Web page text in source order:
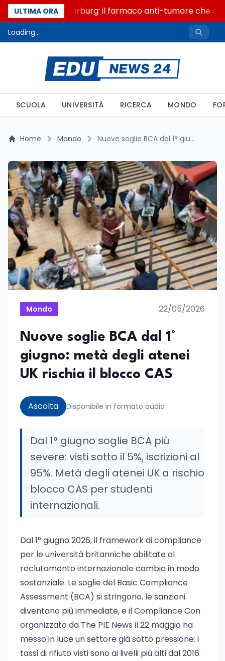
ULTIMA ORA
Un secolo di Warburg: il farmaco anti-tumore che
Loading...
SCUOLA UNIVERSITÀ RICERCA MONDO
Home Mondo Nuove soglie BCA dal 1° giugno: metà degli atenei UK rischia il blocco CAS
Mondo 22/05/2026
Nuove soglie BCA dal 1°
giugno: metà degli atenei
UK rischia il blocco CAS
Ascolta Disponibile in formato audio
Dal 1° giugno soglie BCA più
severe: visti sotto il 5%, iscrizioni al
95%. Metà degli atenei UK a rischio
blocco CAS per studenti
internazionali.
Dal 1° giugno 2026, il framework di compliance
per le università britanniche abilitate al
reclutamento internazionale cambia in modo
sostanziale. Le soglie del Basic Compliance
Assessment (BCA) si stringono, le sanzioni
diventano più immediate, e il Compliance Con
organizzato da The PIE News il 22 maggio ha
messo in luce un settore già sotto pressione: i
tassi di rifiuto visti sono ai livelli più alti dal 2016